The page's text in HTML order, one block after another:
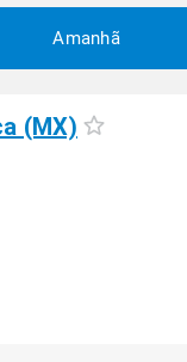
Amanhã
(MX)